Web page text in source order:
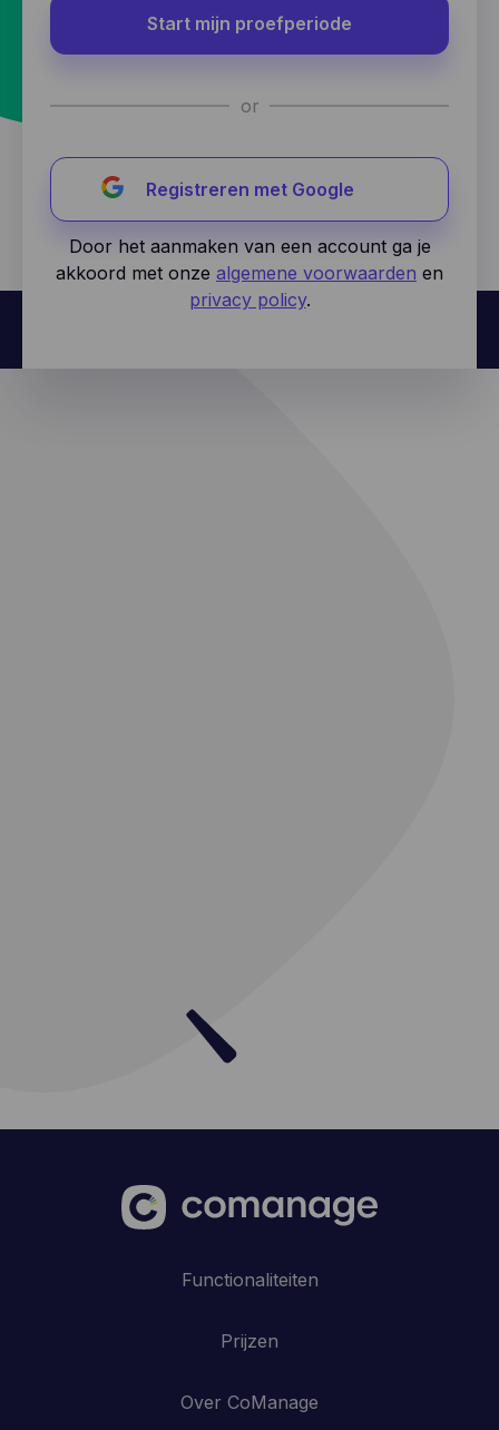
Start mijn proefperiode
or
Registreren met Google
Door het aanmaken van een account ga je
akkoord met onze algemene voorwaarden en
privacy policy.
Functionaliteiten
Prijzen
Over CoManage